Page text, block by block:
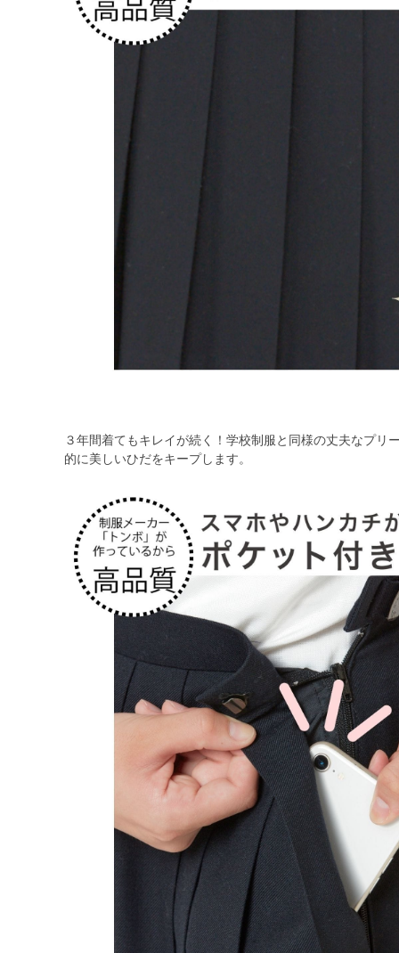
３年間着てもキレイが続く！学校制服と同様の丈夫なプリ
的に美しいひだをキープします。